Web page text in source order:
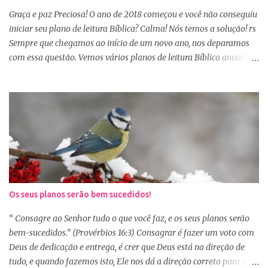
Sábio rei Salomão nós dá uma dica de beleza no livro de
Provérbios dizendo que o coração alegre aformoseia o rosto. A
alegr...
Graça e paz Preciosa! O ano de 2018 começou e você não conseguiu
iniciar seu plano de leitura Bíblica? Calma! Nós temos a solução! rs
Sempre que chegamos ao início de um novo ano, nos deparamos
com essa questão. Vemos vários planos de leitura Bíblica anual e
janeiro, principalmente as mulheres que muitas vezes recebem os
familiares em casa e precisam preparar várias coisas, ou então
aquela viagem de férias, e os dias se passaram e você não iniciou
sua leitura. E quando pegamos um plano de leitura Bíblica que
começa no dia primeiro de janeiro e percebemos que já estamos
no dia 20, desanimamos e acabamos deixando para o próximo
ano e assim vai... Outra situação que desanima é iniciar lendo
vários capítulos por dia, muitas até conseguem iniciar no dia
primeiro de janeiro, mas como não estão acostumas com a leitura
e também com a dificuldade de entendi...
Os seus planos serão bem sucedidos!
“ Consagre ao Senhor tudo o que você faz, e os seus planos serão
bem-sucedidos.” (Provérbios 16:3) Consagrar é fazer um voto com
Deus de dedicação e entrega, é crer que Deus está na direção de
tudo, e quando fazemos isto, Ele nos dá a direção correta para que